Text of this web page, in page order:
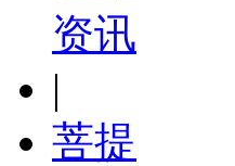
资讯
|
菩提